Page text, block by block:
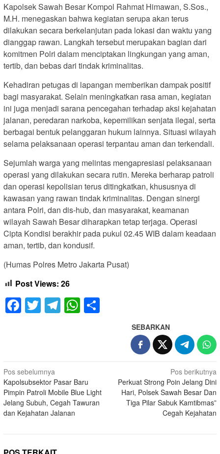
Kapolsek Sawah Besar Kompol Rahmat Himawan, S.Sos.,
M.H. menegaskan bahwa kegiatan serupa akan terus
dilakukan secara berkelanjutan pada lokasi dan waktu yang
dianggap rawan. Langkah tersebut merupakan bagian dari
komitmen Polri dalam menciptakan lingkungan yang aman,
tertib, dan bebas dari tindak kriminalitas.
Kehadiran petugas di lapangan memberikan dampak positif
bagi masyarakat. Selain meningkatkan rasa aman, kegiatan
ini juga menjadi sarana pencegahan terhadap aksi kejahatan
jalanan, peredaran narkoba, kepemilikan senjata ilegal, serta
berbagai bentuk pelanggaran hukum lainnya. Situasi wilayah
selama pelaksanaan operasi terpantau aman dan terkendali.
Sejumlah warga yang melintas mengapresiasi pelaksanaan
operasi yang dilakukan secara rutin. Mereka berharap patroli
dan operasi kepolisian terus ditingkatkan, khususnya di
kawasan yang rawan tindak kriminalitas. Dengan sinergi
antara Polri, dan dis-hub, dan masyarakat, keamanan
wilayah Sawah Besar diharapkan tetap terjaga. Operasi
Cipta Kondisi berakhir pada pukul 02.45 WIB dalam keadaan
aman, tertib, dan kondusif.
(Humas Polres Metro Jakarta Pusat)
Post Views: 26
Facebook
TwitterTelegram
WhatsApp
SEBARKAN
Navigasi
pos
Pos sebelumnya
Kapolsubsektor Pasar Baru
Pimpin Patroli Mobile Blue Light
Jelang Subuh, Cegah Tawuran
dan Kejahatan Jalanan
Pos berikutnya
Perkuat Strong Poin Jelang Dini
Hari, Polsek Sawah Besar Dan
Tiga Pilar Sabuk Kamtibmas”
Cegah Kejahatan